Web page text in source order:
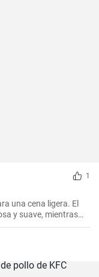
1
una cena ligera. El
y suave, mientras
servirse fría,